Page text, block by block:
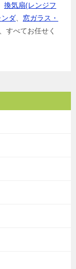
換気扇(レンジフ
ンダ
窓ガラス・
すべてお任せく